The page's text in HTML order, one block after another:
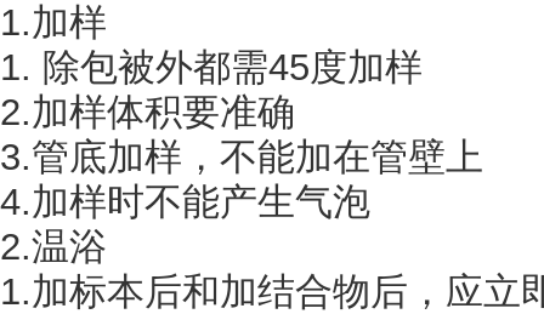
1.加样
1. 除包被外都需45度加样
2.加样体积要准确
3.管底加样，不能加在管壁上
4.加样时不能产生气泡
2.温浴
1.加标本后和加结合物后，应立